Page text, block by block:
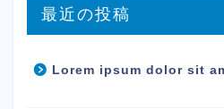
最近の投稿
Lorem ipsum dolor sit